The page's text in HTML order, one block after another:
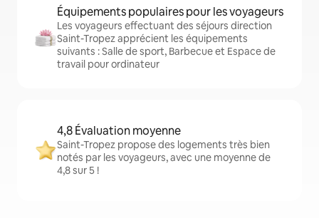
Équipements populaires pour les voyageurs
Les voyageurs effectuant des séjours direction
Saint-Tropez apprécient les équipements
suivants : Salle de sport, Barbecue et Espace de
travail pour ordinateur
4,8 Évaluation moyenne
Saint-Tropez propose des logements très bien
notés par les voyageurs, avec une moyenne de
4,8 sur 5 !